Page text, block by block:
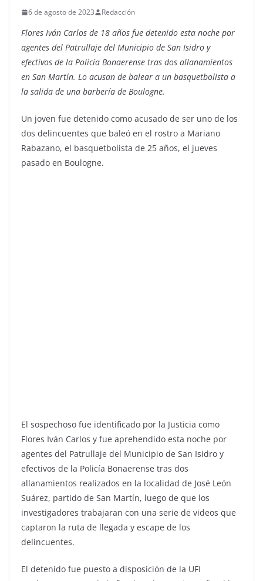
6 de agosto de 2023 Redacción
Flores Iván Carlos de 18 años fue detenido esta noche por
agentes del Patrullaje del Municipio de San Isidro y
efectivos de la Policía Bonaerense tras dos allanamientos
en San Martín. Lo acusan de balear a un basquetbolista a
la salida de una barbería de Boulogne.
Un joven fue detenido como acusado de ser uno de los
dos delincuentes que baleó en el rostro a Mariano
Rabazano, el basquetbolista de 25 años, el jueves
pasado en Boulogne.
El sospechoso fue identificado por la Justicia como
Flores Iván Carlos y fue aprehendido esta noche por
agentes del Patrullaje del Municipio de San Isidro y
efectivos de la Policía Bonaerense tras dos
allanamientos realizados en la localidad de José León
Suárez, partido de San Martín, luego de que los
investigadores trabajaran con una serie de videos que
captaron la ruta de llegada y escape de los
delincuentes.
El detenido fue puesto a disposición de la UFI